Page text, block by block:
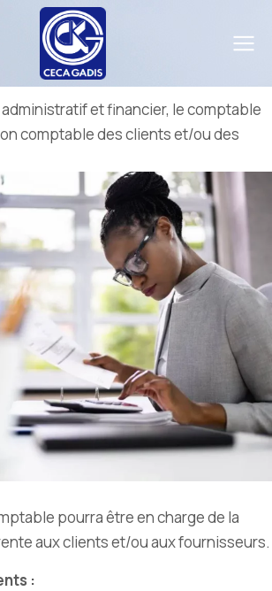
Finance
et financier, le comptable
comptable des clients et/ou des
pourra être en charge de la
aux clients et/ou aux fournisseurs.
: